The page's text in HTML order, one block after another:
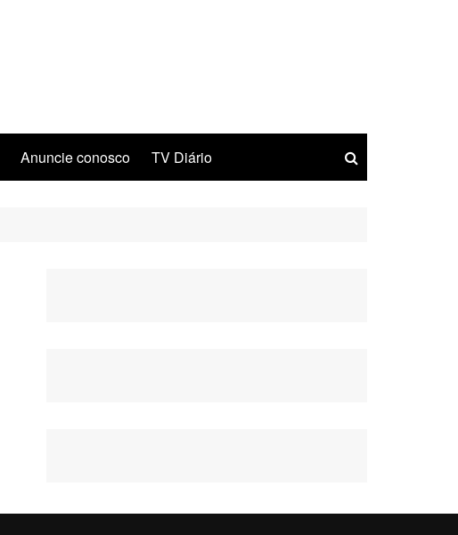
Anuncie conosco TV Diário